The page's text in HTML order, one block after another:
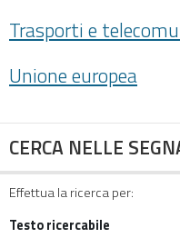
Trasporti e
Unione europea
CERCA NELLE
Effettua la ricerca per:
Testo ricercabile